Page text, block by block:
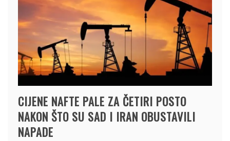
CIJENE NAFTE PALE ZA ČETIRI POSTO
NAKON ŠTO SU SAD I IRAN OBUSTAVILI
NAPADE